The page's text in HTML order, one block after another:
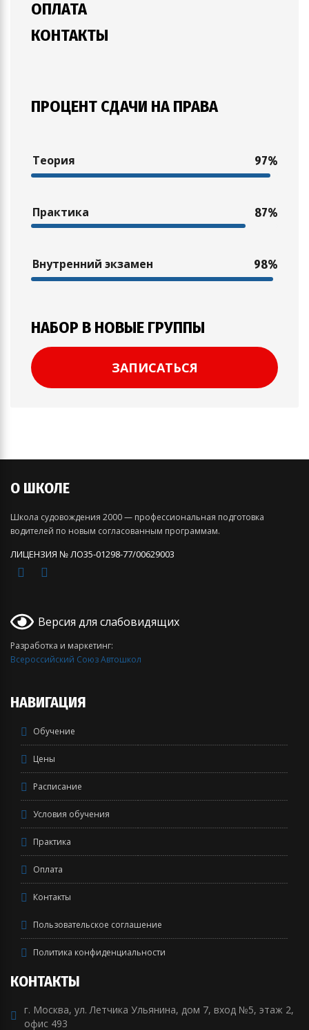
ОПЛАТА
КОНТАКТЫ
ПРОЦЕНТ СДАЧИ НА ПРАВА
Теория 97%
Практика 87%
Внутренний экзамен 98%
НАБОР В НОВЫЕ ГРУППЫ
ЗАПИСАТЬСЯ
О ШКОЛЕ
Школа судовождения 2000 — профессиональная подготовка
водителей по новым согласованным программам.
ЛИЦЕНЗИЯ № ЛО35-01298-77/00629003
Версия для слабовидящих
Разработка и маркетинг:
Всероссийский Союз Автошкол
НАВИГАЦИЯ
Обучение
Цены
Расписание
Условия обучения
Практика
Оплата
Контакты
Пользовательское соглашение
Политика конфиденциальности
КОНТАКТЫ
г. Москва, ул. Летчика Ульянина, дом 7, вход №5, этаж 2,
офис 493